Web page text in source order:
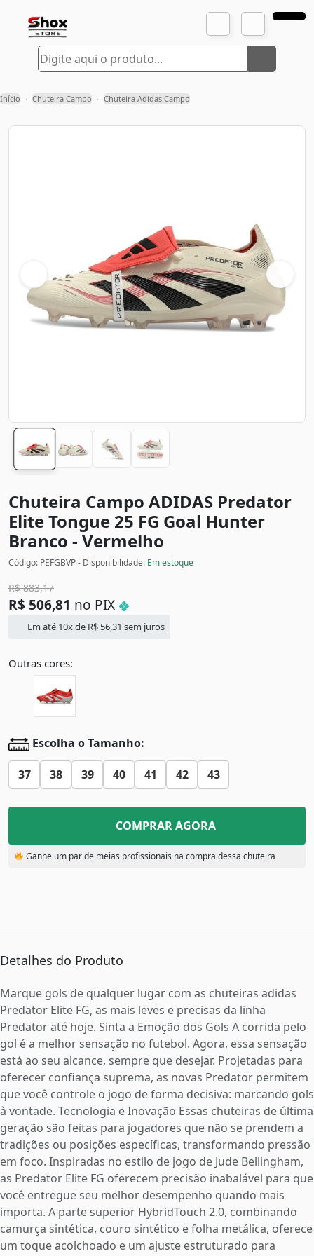
Início › Chuteira Campo › Chuteira Adidas Campo
Chuteira Campo ADIDAS Predator
Elite Tongue 25 FG Goal Hunter
Branco - Vermelho
Código: PEFGBVP - Disponibilidade: Em estoque
R$883,17
R$ 506,81 no PIX
Em até 10x de R$ 56,31 sem juros
Outras cores:
Escolha o Tamanho:
37 38 39 40 41 42 43
COMPRAR AGORA
Ganhe um par de meias profissionais na compra dessa chuteira
Detalhes do Produto
Marque gols de qualquer lugar com as chuteiras adidas
Predator Elite FG, as mais leves e precisas da linha
Predator até hoje. Sinta a Emoção dos Gols A corrida pelo
gol é a melhor sensação no futebol. Agora, essa sensação
está ao seu alcance, sempre que desejar. Projetadas para
oferecer confiança suprema, as novas Predator permitem
que você controle o jogo de forma decisiva: marcando gols
à vontade. Tecnologia e Inovação Essas chuteiras de última
geração são feitas para jogadores que não se prendem a
tradições ou posições específicas, transformando pressão
em foco. Inspiradas no estilo de jogo de Jude Bellingham,
as Predator Elite FG oferecem precisão inabalável para que
você entregue seu melhor desempenho quando mais
importa. A parte superior HybridTouch 2.0, combinando
camurça sintética, couro sintético e folha metálica, oferece
um toque acolchoado e um ajuste estruturado para